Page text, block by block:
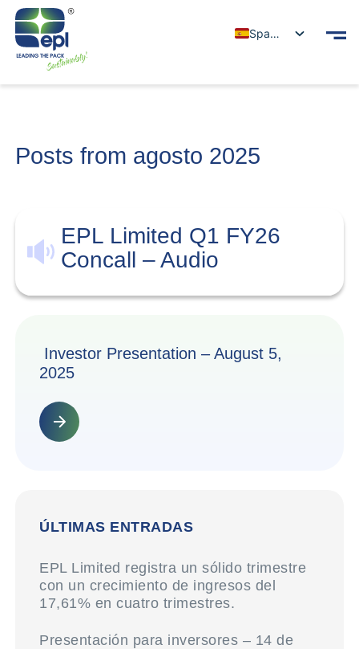
Spanish
Posts from agosto 2025
EPL Limited Q1 FY26
Concall – Audio
Investor Presentation – August 5,
2025
ÚLTIMAS ENTRADAS
EPL Limited registra un sólido trimestre
con un crecimiento de ingresos del
17,61% en cuatro trimestres.
Presentación para inversores – 14 de